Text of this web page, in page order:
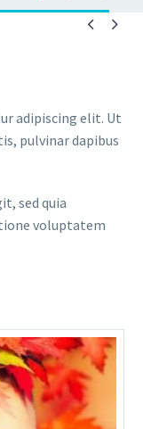
 
adipiscing elit. Ut
pulvinar dapibus
sed quia
voluptatem